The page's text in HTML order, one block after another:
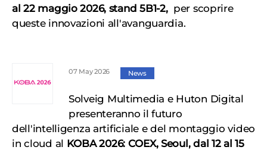
al 22 maggio 2026, stand 5B1-2, per scoprire
queste innovazioni all'avanguardia.
07 May 2026 News
Solveig Multimedia e Huton Digital
presenteranno il futuro
dell'intelligenza artificiale e del montaggio video
in cloud al KOBA 2026: COEX, Seoul, dal 12 al 15